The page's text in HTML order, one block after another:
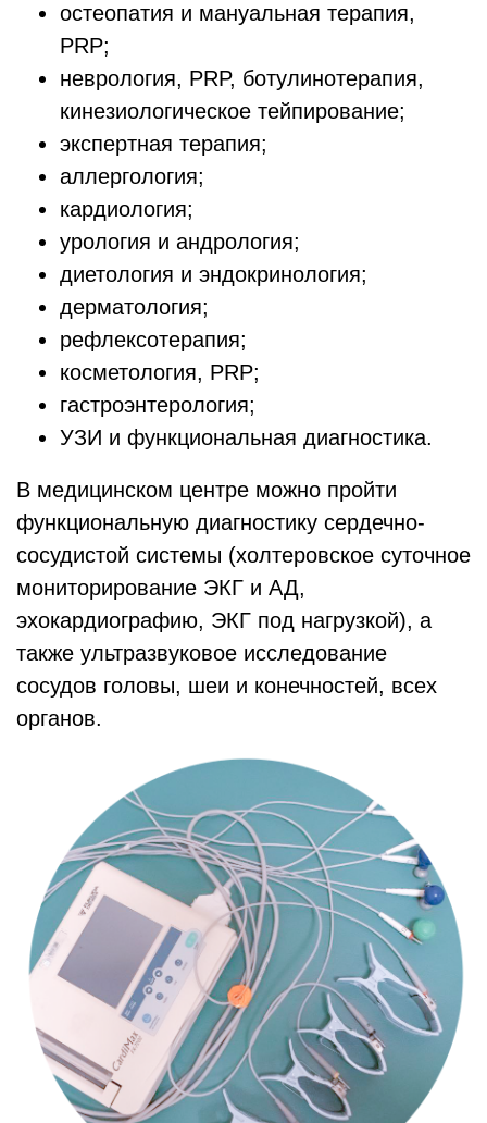
остеопатия и мануальная терапия,
PRP;
неврология, PRP, ботулинотерапия,
кинезиологическое тейпирование;
экспертная терапия;
аллергология;
кардиология;
урология и андрология;
диетология и эндокринология;
дерматология;
рефлексотерапия;
косметология, PRP;
гастроэнтерология;
УЗИ и функциональная диагностика.
В медицинском центре можно пройти
функциональную диагностику сердечно-
сосудистой системы (холтеровское суточное
мониторирование ЭКГ и АД,
эхокардиографию, ЭКГ под нагрузкой), а
также ультразвуковое исследование
сосудов головы, шеи и конечностей, всех
органов.